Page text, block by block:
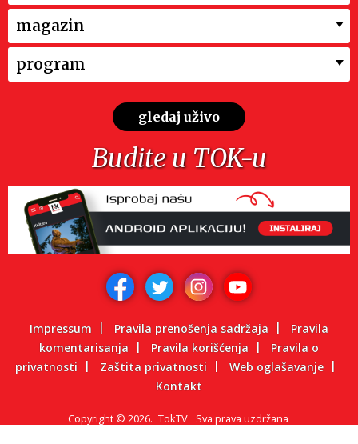
magazin
program
gledaj uživo
Budite u TOK-u
Impressum Pravila prenošenja sadržaja
Pravila
komentarisanja
Pravila korišćenja
Pravila o
privatnosti
Zaštita privatnosti
Web oglašavanje
Kontakt
Copyright © 2026. TokTV Sva prava uzdržana